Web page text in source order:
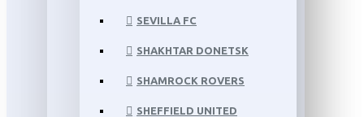
SEVILLA FC
SHAKHTAR DONETSK
SHAMROCK ROVERS
SHEFFIELD UNITED